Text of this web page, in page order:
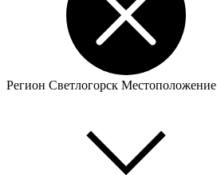
Регион Светлогорск Местоположение